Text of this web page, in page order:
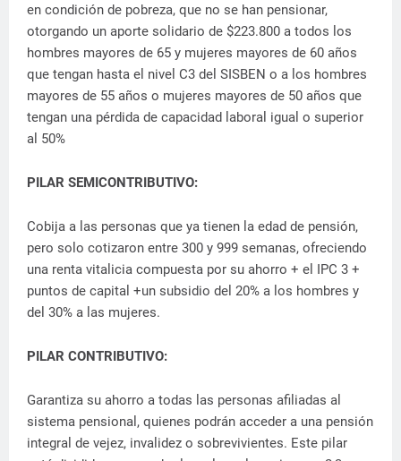
en condición de pobreza, que no se han pensionar,
otorgando un aporte solidario de $223.800 a todos los
hombres mayores de 65 y mujeres mayores de 60 años
que tengan hasta el nivel C3 del SISBEN o a los hombres
mayores de 55 años o mujeres mayores de 50 años que
tengan una pérdida de capacidad laboral igual o superior
al 50%
PILAR SEMICONTRIBUTIVO:
Cobija a las personas que ya tienen la edad de pensión,
pero solo cotizaron entre 300 y 999 semanas, ofreciendo
una renta vitalicia compuesta por su ahorro + el IPC 3 +
puntos de capital +un subsidio del 20% a los hombres y
del 30% a las mujeres.
PILAR CONTRIBUTIVO:
Garantiza su ahorro a todas las personas afiliadas al
sistema pensional, quienes podrán acceder a una pensión
integral de vejez, invalidez o sobrevivientes. Este pilar